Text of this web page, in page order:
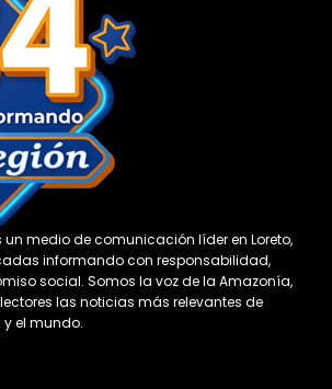
un medio de comunicación líder en Loreto,
informando con responsabilidad,
social. Somos la voz de la Amazonía,
las noticias más relevantes de
y el mundo.